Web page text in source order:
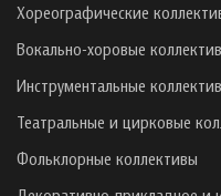
Хореографические
Вокально-хоровые
Инструментальные
Театральные и цирковые
Фольклорные коллективы